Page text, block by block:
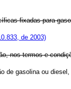
fixadas para
de 2003)
nos termos e
de gasolina ou